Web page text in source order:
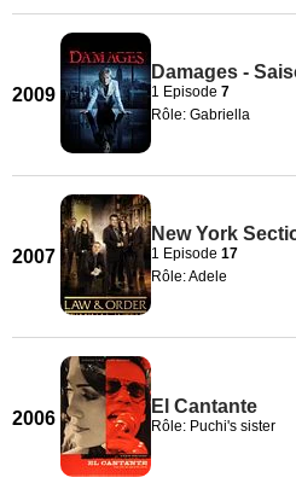
2009
Damages -
1 Episode 7
Rôle: Gabriella
2007
New York
1 Episode 17
Rôle: Adele
2006
El Cantante
Rôle: Puchi's sister